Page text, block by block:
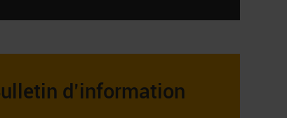
d’information